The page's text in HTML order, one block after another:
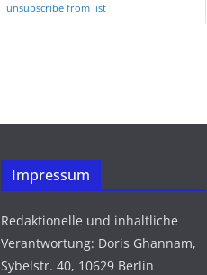
unsubscribe from list
Impressum
Redaktionelle und inhaltliche
Verantwortung: Doris Ghannam,
Sybelstr. 40, 10629 Berlin